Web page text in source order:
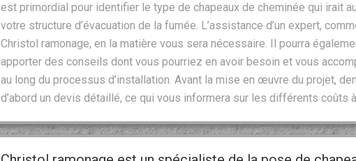
est primordial pour identifier le type de chapeaux de cheminée qui irait
votre structure d’évacuation de la fumée. L’assistance d’un expert,
Christol ramonage, en la matière vous sera nécessaire. Il pourra
apporter des conseils dont vous pourriez en avoir besoin et vous
au long du processus d’installation. Avant la mise en œuvre du projet,
d’abord un devis détaillé, ce qui vous informera sur les différents coûts